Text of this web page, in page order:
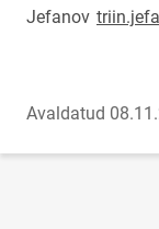
Jefanov
Avaldatud